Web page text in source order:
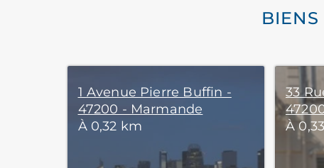
1 Avenue Pierre Buffin -
47200 - Marmande
À 0,32 km
33
À